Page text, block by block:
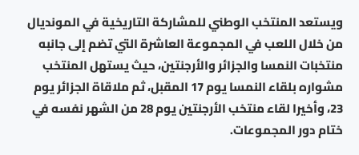
ويستعد المنتخب الوطني للمشاركة التاريخية في المونديال
من خلال اللعب في المجموعة العاشرة التي تضم إلى جانبه
منتخبات النمسا والجزائر والأرجنتين، حيث يستهل المنتخب
مشواره بلقاء النمسا يوم 17 المقبل، ثم ملاقاة الجزائر يوم
23، وأخيرا لقاء منتخب الأرجنتين يوم 28 من الشهر نفسه في
ختام دور المجموعات.